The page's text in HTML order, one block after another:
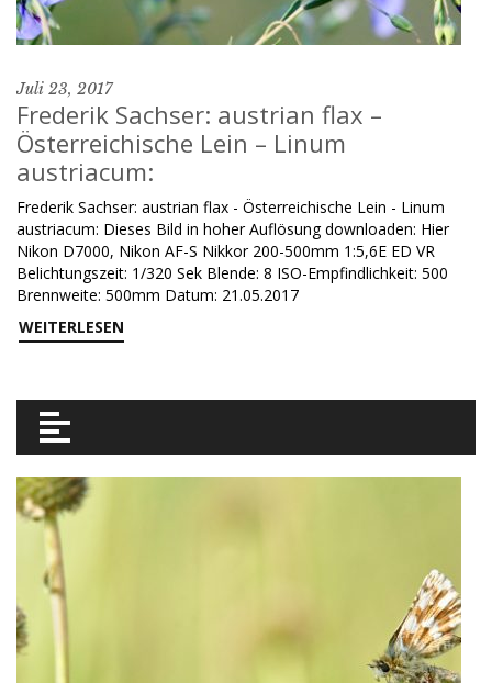
Juli 23, 2017
Frederik Sachser: austrian flax –
Österreichische Lein – Linum
austriacum:
Frederik Sachser: austrian flax - Österreichische Lein - Linum
austriacum: Dieses Bild in hoher Auflösung downloaden: Hier
Nikon D7000, Nikon AF-S Nikkor 200-500mm 1:5,6E ED VR
Belichtungszeit: 1/320 Sek Blende: 8 ISO-Empfindlichkeit: 500
Brennweite: 500mm Datum: 21.05.2017
WEITERLESEN